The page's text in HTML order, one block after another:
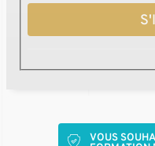
VOUS